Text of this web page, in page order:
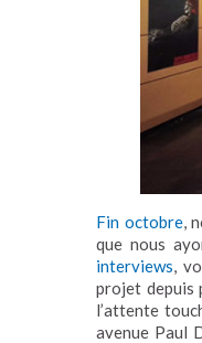
Fin octobre,
que nous
interviews,
projet depuis
l’attente
avenue Paul